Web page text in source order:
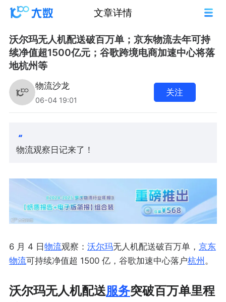
文章详情
沃尔玛无人机配送破百万单；京东物流去年可持
续净值超1500亿元；谷歌跨境电商加速中心将落
地杭州等
物流沙龙
06-04 19:01
关注
物流观察日记来了！
6 月 4 日物流观察： 沃尔玛无人机配送破百万单， 京东
物流可持续净值超 1500 亿，谷歌加速中心落户杭州 。
沃尔玛无人机配送服务突破百万单里程